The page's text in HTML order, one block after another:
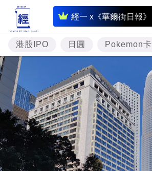
經一 x《華爾街日報》
即
時
財
經
專
題
投
資
樓
市
港股IPO 日圓 Pokemon卡